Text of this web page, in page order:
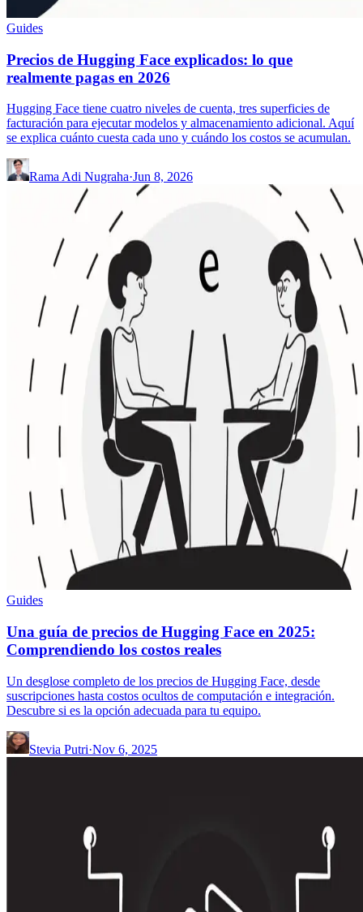
Guides
Precios de Hugging Face explicados: lo que
realmente pagas en 2026
Hugging Face tiene cuatro niveles de cuenta, tres superficies de
facturación para ejecutar modelos y almacenamiento adicional. Aquí
se explica cuánto cuesta cada uno y cuándo los costos se acumulan.
Rama Adi Nugraha·Jun 8, 2026
Guides
Una guía de precios de Hugging Face en 2025:
Comprendiendo los costos reales
Un desglose completo de los precios de Hugging Face, desde
suscripciones hasta costos ocultos de computación e integración.
Descubre si es la opción adecuada para tu equipo.
Stevia Putri·Nov 6, 2025